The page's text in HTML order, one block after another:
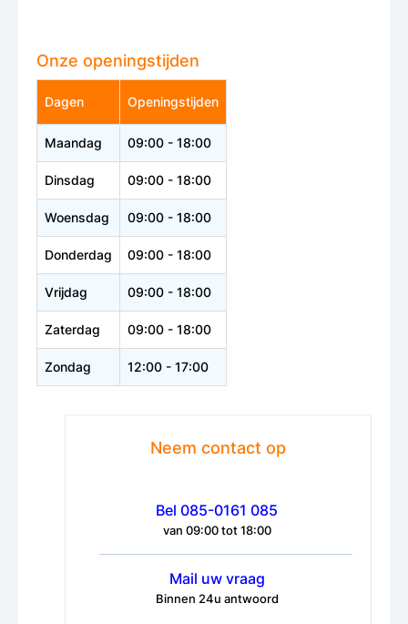
Onze openingstijden
Dagen Openingstijden
Maandag 09:00 - 18:00
Dinsdag 09:00 - 18:00
Woensdag 09:00 - 18:00
Donderdag 09:00 - 18:00
Vrijdag 09:00 - 18:00
Zaterdag 09:00 - 18:00
Zondag 12:00 - 17:00
Neem contact op
Bel 085-0161 085
van 09:00 tot 18:00
Mail uw vraag
Binnen 24u antwoord